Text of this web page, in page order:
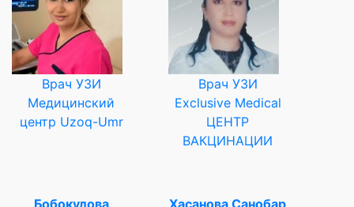
Врач УЗИ
Медицинский
центр Uzoq-Umr
Врач УЗИ
Exclusive Medical
ЦЕНТР
ВАКЦИНАЦИИ
Бобокулова Хасанова Санобар